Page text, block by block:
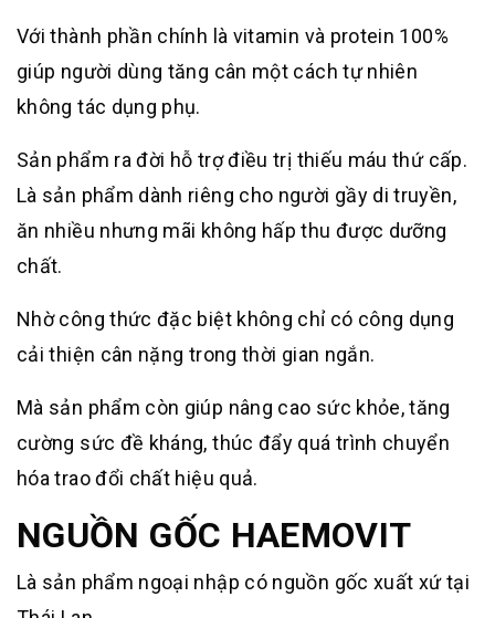
Với thành phần chính là vitamin và protein 100%
giúp người dùng tăng cân một cách tự nhiên
không tác dụng phụ.
Sản phẩm ra đời hỗ trợ điều trị thiếu máu thứ cấp.
Là sản phẩm dành riêng cho người gầy di truyền,
ăn nhiều nhưng mãi không hấp thu được dưỡng
chất.
Nhờ công thức đặc biệt không chỉ có công dụng
cải thiện cân nặng trong thời gian ngắn.
Mà sản phẩm còn giúp nâng cao sức khỏe, tăng
cường sức đề kháng, thúc đẩy quá trình chuyển
hóa trao đổi chất hiệu quả.
NGUỒN GỐC HAEMOVIT
Là sản phẩm ngoại nhập có nguồn gốc xuất xứ tại